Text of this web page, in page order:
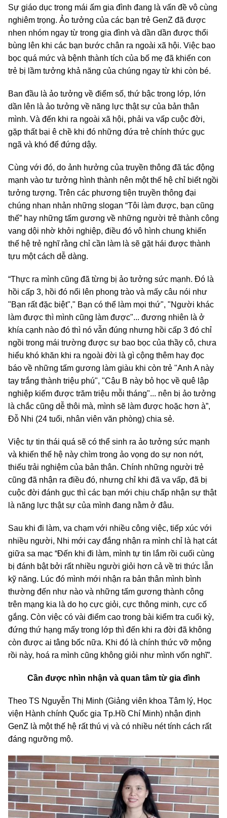
Sự giáo dục trong mái ấm gia đình đang là vấn đề vô cùng
nghiêm trọng. Ảo tưởng của các bạn trẻ GenZ đã được
nhen nhóm ngay từ trong gia đình và dần dần được thổi
bùng lên khi các bạn bước chân ra ngoài xã hội. Việc bao
bọc quá mức và bệnh thành tích của bố mẹ đã khiến con
trẻ bị lầm tưởng khả năng của chúng ngay từ khi còn bé.
Ban đầu là ảo tưởng về điểm số, thứ bậc trong lớp, lớn
dần lên là ảo tưởng về năng lực thật sự của bản thân
mình. Và đến khi ra ngoài xã hội, phải va vấp cuộc đời,
gặp thất bại ê chề khi đó những đứa trẻ chính thức gục
ngã và khó để đứng dậy.
Cùng với đó, do ảnh hưởng của truyền thông đã tác động
mạnh vào tư tưởng hình thành nên một thế hệ chỉ biết ngồi
tưởng tượng. Trên các phương tiện truyền thông đại
chúng nhan nhản những slogan “Tôi làm được, bạn cũng
thế” hay những tấm gương về những người trẻ thành công
vang dội nhờ khởi nghiệp, điều đó vô hình chung khiến
thế hệ trẻ nghĩ rằng chỉ cần làm là sẽ gặt hái được thành
tựu một cách dễ dàng.
“Thực ra mình cũng đã từng bị ảo tưởng sức mạnh. Đó là
hồi cấp 3, hồi đó nổi lên phong trào và mấy câu nói như
"Bạn rất đặc biệt"," Bạn có thể làm mọi thứ", "Người khác
làm được thì mình cũng làm được"... đương nhiên là ở
khía cạnh nào đó thì nó vẫn đúng nhưng hồi cấp 3 đó chỉ
ngồi trong mái trường được sự bao bọc của thầy cô, chưa
hiểu khó khăn khi ra ngoài đời là gì cộng thêm hay đọc
báo về những tấm gương làm giàu khi còn trẻ "Anh A này
tay trắng thành triệu phú", "Cậu B này bỏ học về quê lập
nghiệp kiếm được trăm triệu mỗi tháng"... nên bị ảo tưởng
là chắc cũng dễ thôi mà, mình sẽ làm được hoặc hơn à”,
Đỗ Nhi (24 tuổi, nhân viên văn phòng) chia sẻ.
Việc tự tin thái quá sẽ có thể sinh ra ảo tưởng sức mạnh
và khiến thế hệ này chìm trong ảo vọng do sự non nớt,
thiếu trải nghiệm của bản thân. Chính những người trẻ
cũng đã nhận ra điều đó, nhưng chỉ khi đã va vấp, đã bị
cuộc đời đánh gục thì các bạn mới chịu chấp nhận sự thật
là năng lực thật sự của mình đang nằm ở đâu.
Sau khi đi làm, va chạm với nhiều công việc, tiếp xúc với
nhiều người, Nhi mới cay đắng nhận ra mình chỉ là hạt cát
giữa sa mạc “Đến khi đi làm, mình tự tin lắm rồi cuối cùng
bị đánh bật bởi rất nhiều người giỏi hơn cả về tri thức lẫn
kỹ năng. Lúc đó mình mới nhận ra bản thân mình bình
thường đến như nào và những tấm gương thành công
trên mạng kia là do họ cực giỏi, cực thông minh, cực cố
gắng. Còn việc có vài điểm cao trong bài kiểm tra cuối kỳ,
đứng thứ hạng mấy trong lớp thì đến khi ra đời đã không
còn được ai tâng bốc nữa. Khi đó là chính thức vỡ mộng
rồi này, hoá ra mình cũng không giỏi như mình vốn nghĩ”.
Cần được nhìn nhận và quan tâm từ gia đình
Theo TS Nguyễn Thị Minh (Giảng viên khoa Tâm lý, Học
viện Hành chính Quốc gia Tp.Hồ Chí Minh) nhận định
GenZ là một thế hệ rất thú vị và có nhiều nét tính cách rất
đáng ngưỡng mộ.